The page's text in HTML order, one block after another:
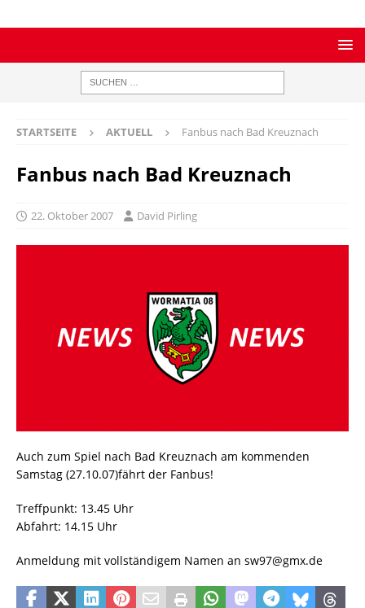
STARTSEITE AKTUELL Fanbus nach Bad Kreuznach
Fanbus nach Bad Kreuznach
22. Oktober 2007 David Pirling
Auch zum Spiel nach Bad Kreuznach am kommenden
Samstag (27.10.07)fährt der Fanbus!
Treffpunkt: 13.45 Uhr
Abfahrt: 14.15 Uhr
Anmeldung mit vollständigem Namen an sw97@gmx.de